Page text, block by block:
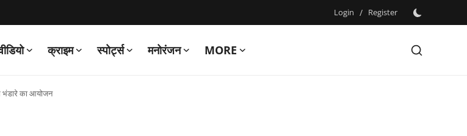
Login / Register
क्राइम स्पोर्ट्स मनोरंजन MORE
भंडारे का आयोजन